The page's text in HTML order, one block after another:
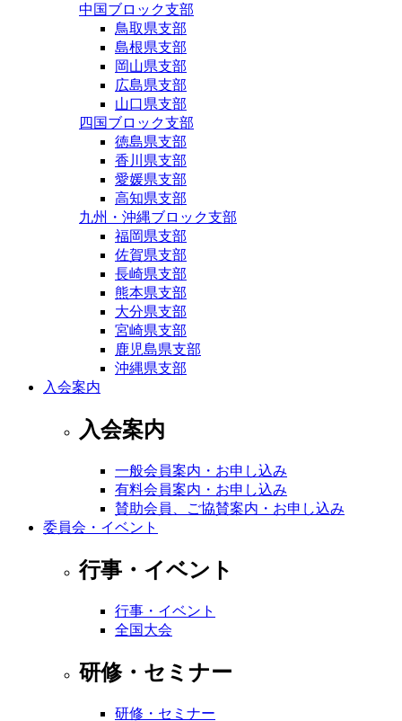
中国ブロック支部
鳥取県支部
島根県支部
岡山県支部
広島県支部
山口県支部
四国ブロック支部
徳島県支部
香川県支部
愛媛県支部
高知県支部
九州・沖縄ブロック支部
福岡県支部
佐賀県支部
長崎県支部
熊本県支部
大分県支部
宮崎県支部
鹿児島県支部
沖縄県支部
入会案内
入会案内
一般会員案内・お申し込み
有料会員案内・お申し込み
賛助会員、ご協賛案内・お申し込み
委員会・イベント
行事・イベント
行事・イベント
全国大会
研修・セミナー
研修・セミナー